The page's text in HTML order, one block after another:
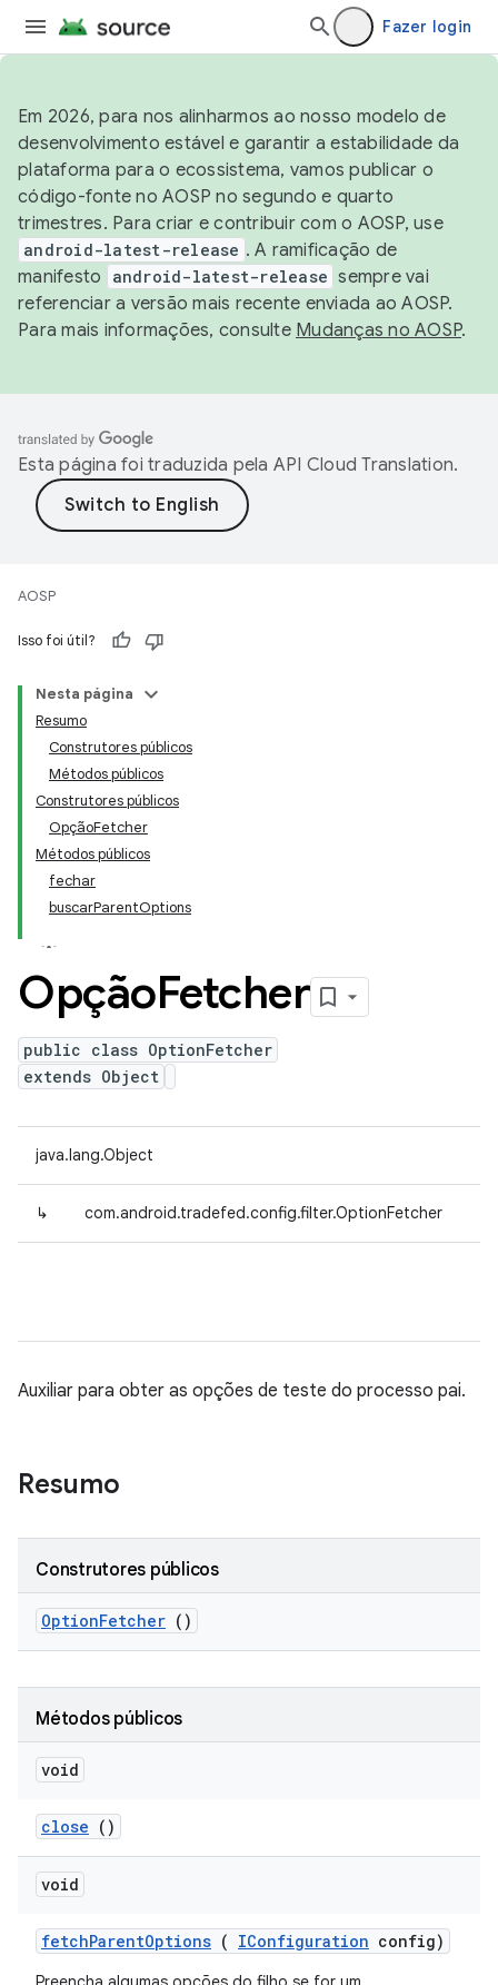
Fazer login
Em 2026, para nos alinharmos ao nosso modelo de
desenvolvimento estável e garantir a estabilidade da
plataforma para o ecossistema, vamos publicar o
código-fonte no AOSP no segundo e quarto
trimestres. Para criar e contribuir com o AOSP, use
android-latest-release . A ramificação de
manifesto
android-latest-release sempre vai
referenciar a versão mais recente enviada ao AOSP.
Para mais informações, consulte Mudanças no AOSP.
Esta página foi traduzida pela API Cloud Translation.
AOSP
Isso foi útil?
Nesta página
Resumo
Construtores públicos
Métodos públicos
Construtores públicos
OpçãoFetcher
Métodos públicos
fechar
buscarParentOptions
OpçãoFetcher
public class OptionFetcher
extends Object
java.lang.Object
↳ com.android.tradefed.config.filter.OptionFetcher
Auxiliar para obter as opções de teste do processo pai.
Resumo
Construtores públicos
OptionFetcher ()
Métodos públicos
void
close ()
void
fetchParentOptions ( IConfiguration config)